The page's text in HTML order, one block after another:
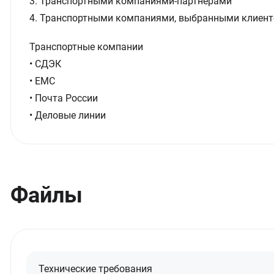
4. Транспортными компаниями, выбранными
Транспортные компании
• СДЭК
• ЕМС
• Почта России
• Деловые линии
Файлы
Технические требования